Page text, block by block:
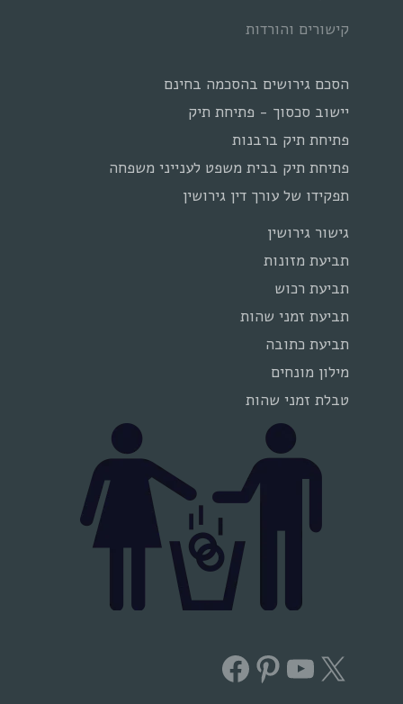
קישורים והורדות
הסכם גירושים בהסכמה בחינם
יישוב סכסוך - פתיחת תיק
פתיחת תיק ברבנות
פתיחת תיק בבית משפט לענייני משפחה
תפקידו של עורך דין גירושין
גישור גירושין
תביעת מזונות
תביעת רכוש
תביעת זמני שהות
תביעת כתובה
מילון מונחים
טבלת זמני שהות
X
YouTube
Pinterest
Facebook